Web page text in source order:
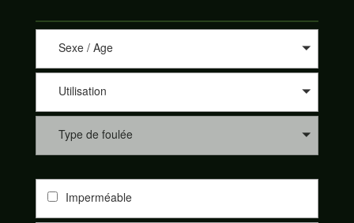
Sexe / Age
Utilisation
Type de foulée
Imperméable